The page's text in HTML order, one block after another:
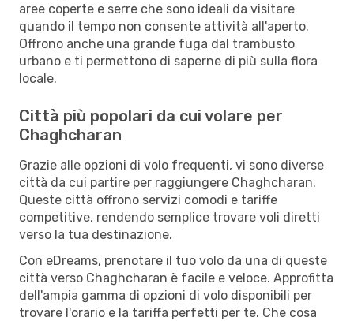
aree coperte e serre che sono ideali da visitare
quando il tempo non consente attività all'aperto.
Offrono anche una grande fuga dal trambusto
urbano e ti permettono di saperne di più sulla flora
locale.
Città più popolari da cui volare per
Chaghcharan
Grazie alle opzioni di volo frequenti, vi sono diverse
città da cui partire per raggiungere Chaghcharan.
Queste città offrono servizi comodi e tariffe
competitive, rendendo semplice trovare voli diretti
verso la tua destinazione.
Con eDreams, prenotare il tuo volo da una di queste
città verso Chaghcharan è facile e veloce. Approfitta
dell'ampia gamma di opzioni di volo disponibili per
trovare l'orario e la tariffa perfetti per te. Che cosa